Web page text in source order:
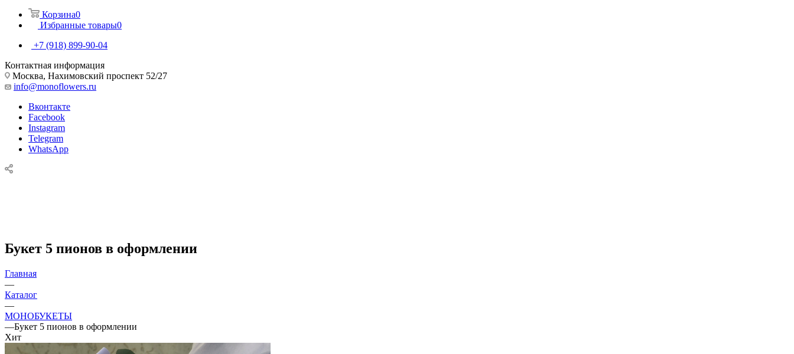
Корзина0
Избранные товары0
+7 (918) 899-90-04
Контактная информация
Москва, Нахимовский проспект 52/27
info@monoflowers.ru
Вконтакте
Facebook
Instagram
Telegram
WhatsApp
Букет 5 пионов в оформлении
Главная
—
Каталог
—
МОНОБУКЕТЫ
—Букет 5 пионов в оформлении
Хит